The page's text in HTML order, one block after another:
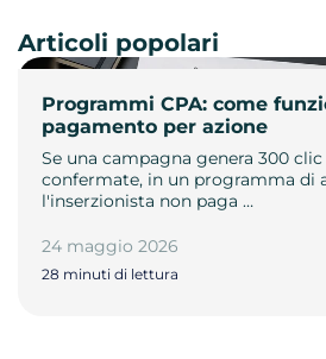
Programmi CPA: come
pagamento per azione
Se una campagna genera 300 clic
confermate, in un programma di
l'inserzionista non paga …
24 maggio 2026
28 minuti di lettura
Articoli popolari